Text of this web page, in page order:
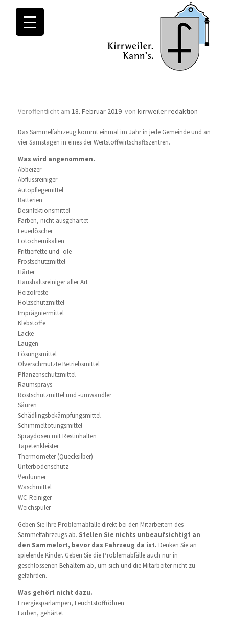
Februar 2019
Veröffentlicht am 18. Februar 2019 von kirrweiler redaktion
Das Sammelfahrzeug kommt einmal im Jahr in jede Gemeinde und an
vier Samstagen in eines der Wertstoffwirtschaftszentren.
Was wird angenommen.
Abbeizer
Abflussreiniger
Autopflegemittel
Batterien
Desinfektionsmittel
Farben, nicht ausgehärtet
Feuerlöscher
Fotochemikalien
Frittierfette und -öle
Frostschutzmittel
Härter
Haushaltsreiniger aller Art
Heizölreste
Holzschutzmittel
Imprägniermittel
Klebstoffe
Lacke
Laugen
Lösungsmittel
Ölverschmutzte Betriebsmittel
Pflanzenschutzmittel
Raumsprays
Rostschutzmittel und -umwandler
Säuren
Schädlingsbekämpfungsmittel
Schimmeltötungsmittel
Spraydosen mit Restinhalten
Tapetenkleister
Thermometer (Quecksilber)
Unterbodenschutz
Verdünner
Waschmittel
WC-Reiniger
Weichspüler
Geben Sie Ihre Problemabfälle direkt bei den Mitarbeitern des
Sammelfahrzeugs ab. Stellen Sie nichts unbeaufsichtigt an
den Sammelort, bevor das Fahrzeug da ist. Denken Sie an
spielende Kinder. Geben Sie die Problemabfälle auch nur in
geschlossenen Behältern ab, um sich und die Mitarbeiter nicht zu
gefährden.
Was gehört nicht dazu.
Energiesparlampen, Leuchtstoffröhren
Farben, gehärtet